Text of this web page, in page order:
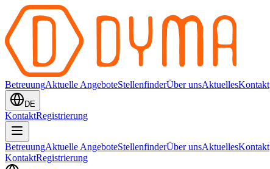
BetreuungAktuelle AngeboteStellenfinderÜber unsAktuellesKontakt
DE
KontaktRegistrierung
BetreuungAktuelle AngeboteStellenfinderÜber unsAktuellesKontakt
KontaktRegistrierung